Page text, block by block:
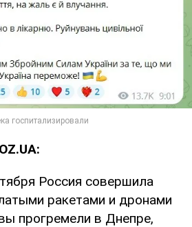
Россия совершила
ракетами и дронами
прогремели в Днепре,